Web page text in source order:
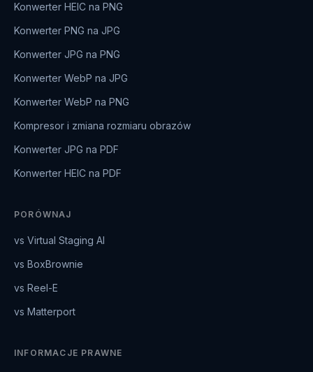
Konwerter HEIC na PNG
Konwerter PNG na JPG
Konwerter JPG na PNG
Konwerter WebP na JPG
Konwerter WebP na PNG
Kompresor i zmiana rozmiaru obrazów
Konwerter JPG na PDF
Konwerter HEIC na PDF
PORÓWNAJ
vs Virtual Staging AI
vs BoxBrownie
vs Reel-E
vs Matterport
INFORMACJE PRAWNE